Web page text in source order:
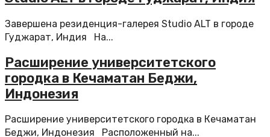
Завершена резиденция-галерея Studio ALT в городе
Гуджарат, Индия На...
Расширение университетского
городка в Кечаматан Беджи,
Индонезия
Расширение университетского городка в Кечаматан
Беджи, Индонезия Расположенный на...